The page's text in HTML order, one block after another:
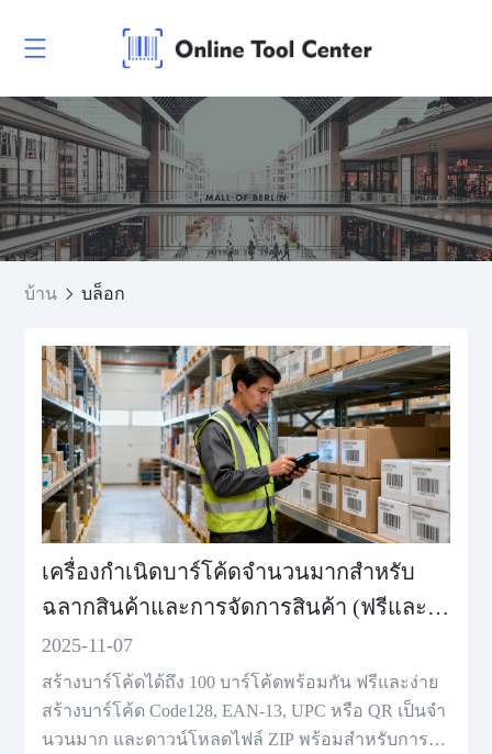
บ้าน บล็อก
เครื่องกำเนิดบาร์โค้ดจำนวนมากสำหรับ
ฉลากสินค้าและการจัดการสินค้า (ฟรีและ
ง่าย)
2025-11-07
สร้างบาร์โค้ดได้ถึง 100 บาร์โค้ดพร้อมกัน ฟรีและง่าย
สร้างบาร์โค้ด Code128, EAN-13, UPC หรือ QR เป็นจำ
นวนมาก และดาวน์โหลดไฟล์ ZIP พร้อมสําหรับการพิ